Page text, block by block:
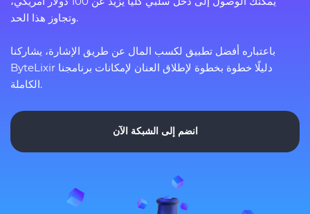
وتجاوز هذا الحد.
باعتباره أفضل تطبيق لكسب المال عن طريق الإشارة، يشاركنا
ByteLixir دليلًا خطوة بخطوة لإطلاق العنان لإمكانات برنامجنا
الكاملة.
انضم إلى الشبكة الآن